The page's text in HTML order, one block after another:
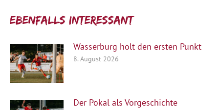
Ebenfalls interessant:
Wasserburg holt den ersten Punkt
8. August 2026
Der Pokal als Vorgeschichte